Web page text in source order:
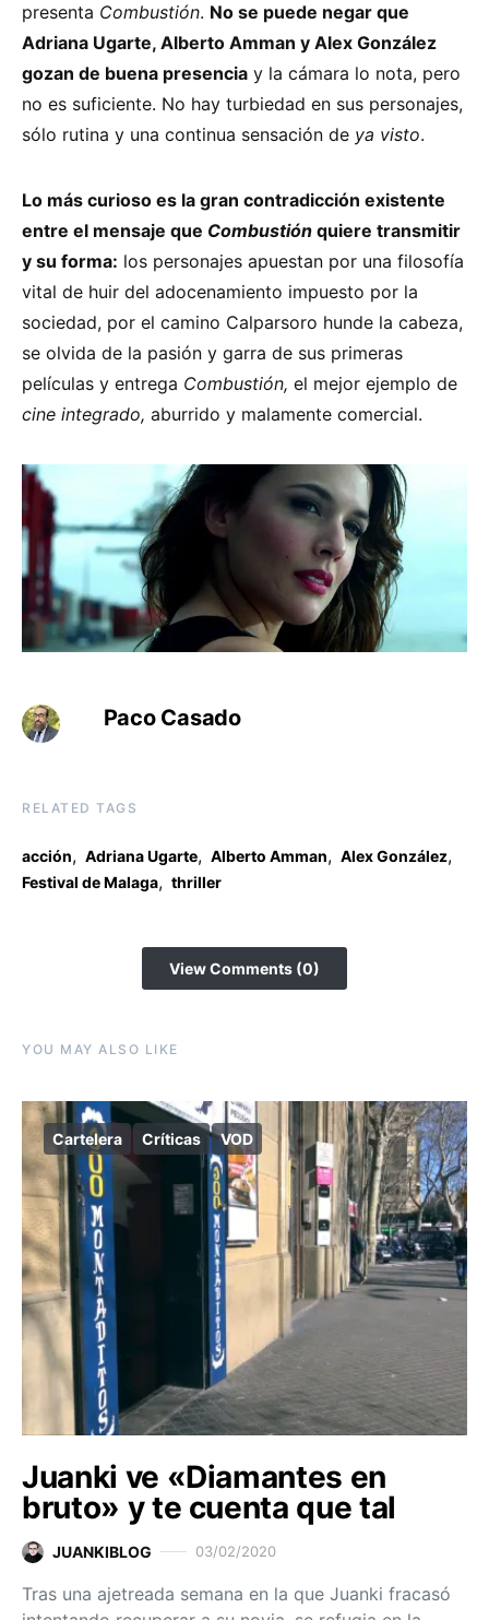
presenta Combustión. No se puede negar que
Adriana Ugarte, Alberto Amman y Alex González
gozan de buena presencia y la cámara lo nota, pero
no es suficiente. No hay turbiedad en sus personajes,
sólo rutina y una continua sensación de ya visto.
Lo más curioso es la gran contradicción existente
entre el mensaje que Combustión quiere transmitir
y su forma: los personajes apuestan por una filosofía
vital de huir del adocenamiento impuesto por la
sociedad, por el camino Calparsoro hunde la cabeza,
se olvida de la pasión y garra de sus primeras
películas y entrega Combustión, el mejor ejemplo de
cine integrado, aburrido y malamente comercial.
Paco Casado
RELATED TAGS
acción, Adriana Ugarte, Alberto Amman, Alex González,
Festival de Malaga, thriller
View Comments (0)
YOU MAY ALSO LIKE
Cartelera Críticas VOD
Juanki ve «Diamantes en
bruto» y te cuenta que tal
JUANKIBLOG 03/02/2020
Tras una ajetreada semana en la que Juanki fracasó